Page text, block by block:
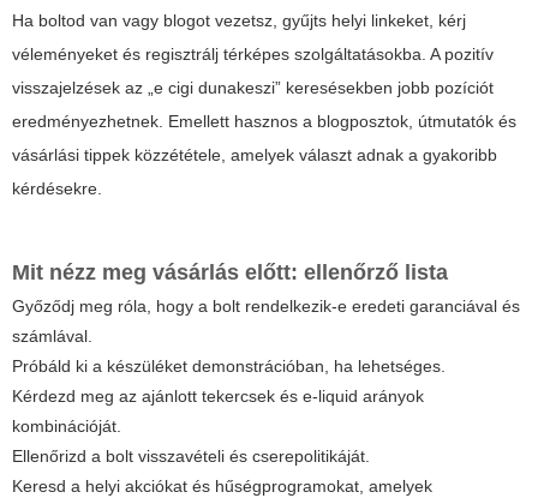
Ha boltod van vagy blogot vezetsz, gyűjts helyi linkeket, kérj
véleményeket és regisztrálj térképes szolgáltatásokba. A pozitív
visszajelzések az „e cigi dunakeszi” keresésekben jobb pozíciót
eredményezhetnek. Emellett hasznos a blogposztok, útmutatók és
vásárlási tippek közzététele, amelyek választ adnak a gyakoribb
kérdésekre.
Mit nézz meg vásárlás előtt: ellenőrző lista
Győződj meg róla, hogy a bolt rendelkezik-e eredeti garanciával és
számlával.
Próbáld ki a készüléket demonstrációban, ha lehetséges.
Kérdezd meg az ajánlott tekercsek és e-liquid arányok
kombinációját.
Ellenőrizd a bolt visszavételi és cserepolitikáját.
Keresd a helyi akciókat és hűségprogramokat, amelyek